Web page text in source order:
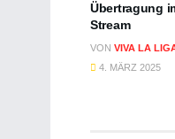
Übertragung
Stream
VON VIVA LA
4. MÄRZ 2025